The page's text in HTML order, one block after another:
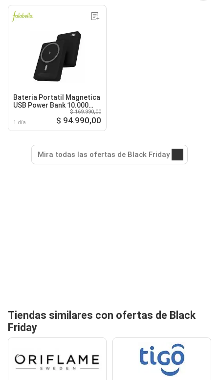
Bateria Portatil Magnetica
USB Power Bank 10.000
1 día
$ 169.990,00
$ 94.990,00
Mira todas las ofertas de Black Friday
Tiendas similares con ofertas de Black
Friday